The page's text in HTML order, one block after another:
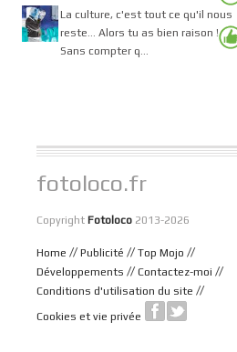
La culture, c'est tout ce qu'il nous
reste... Alors tu as bien raison !
Sans compter q...
fotoloco.fr
Copyright Fotoloco 2013-2026
Home // Publicité // Top Mojo //
Développements // Contactez-moi //
Conditions d'utilisation du site //
Cookies et vie privée